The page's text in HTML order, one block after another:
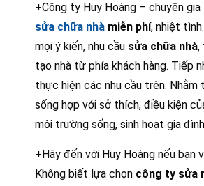
+Công ty Huy Hoàng – chuyên gia
sửa chữa nhà miễn phí, nhiệt
mọi ý kiến, nhu cầu sửa chữa nhà,
tạo nhà từ phía khách hàng. Tiếp
thực hiện các nhu cầu trên. Nhằm
sống hợp với sở thích, điều kiện
môi trường sống, sinh hoạt gia
+Hãy đến với Huy Hoàng nếu bạn
Không biết lựa chọn công ty sửa